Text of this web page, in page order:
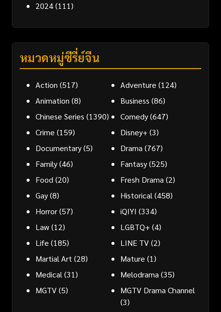
2024(111)
หมวดหมู่ซีรี่ย์จีน
Action (517) Adventure (124)
Animation (8) Business (86)
Chinese Series (1390) Comedy(647)
Crime (159) Disney+ (3)
Documentary(5) Drama(767)
Family(46) Fantasy(525)
Food(20) Fresh Drama(2)
Gay(8) Historical(458)
Horror(57) iQIYI (334)
Law(12) LGBTQ+ (4)
Life (185) LINE TV(2)
Martial Art(28) Mature (1)
Medical(31) Melodrama(35)
MGTV(5)
MGTV Drama Channel
(3)